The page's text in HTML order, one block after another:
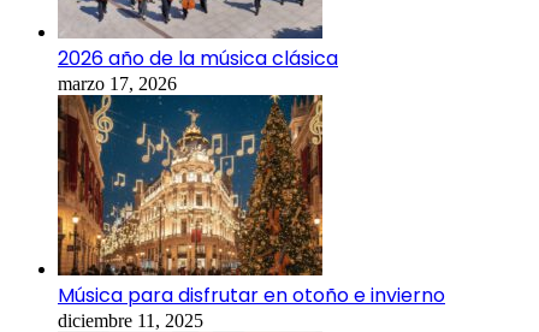
2026 año de la música clásica
marzo 17, 2026
Música para disfrutar en otoño e invierno
diciembre 11, 2025